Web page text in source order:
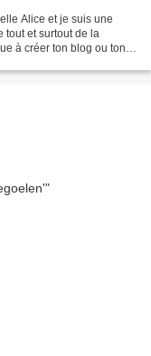
Alice et je suis une
tout et surtout de la
à créer ton blog ou ton